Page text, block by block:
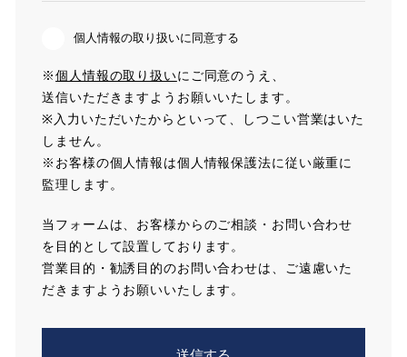
個人情報の取り扱いに同意する
※個人情報の取り扱いにご同意のうえ、
送信いただきますようお願いいたします。
※入力いただいたからといって、しつこい営業はいた
しません。
※お客様の個人情報は個人情報保護法に従い厳重に
監理します。
当フォームは、お客様からのご相談・お問い合わせ
を目的として設置しております。
営業目的・勧誘目的のお問い合わせは、ご遠慮いた
だきますようお願いいたします。